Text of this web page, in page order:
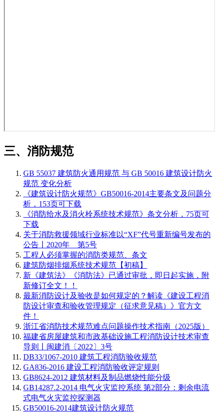
三、消防规范
GB 55037 建筑防火通用规范 与 GB 50016 建筑设计防火
规范 变化分析
《建筑设计防火规范》GB50016-2014主要条文及问题分
析，153页可下载
《消防给水及消火栓系统技术规范》条文分析，75页可
下载
关于消防救援领域行业标准以“XF”代号重新编号发布的
公告丨2020年 第5号
工程人必须掌握的消防类规范、条文
建筑防烟排烟系统技术规范【初稿】
新《建筑法》《消防法》已通过审批，即日起实施，附
新修订全文！！
最新消防设计及验收是如何规定的？解读《建设工程消
防设计审查和验收管理规定（征求意见稿）》官方文
件！
浙江省消防技术规范难点问题操作技术指南（2025版）
福建省房屋建筑和市政基础设施工程消防设计技术审查
导则丨闽建消〔2022〕3号
DB33/1067-2010 建筑工程消防验收规范
GA836-2016 建设工程消防验收评定规则
GB8624-2012 建筑材料及制品燃烧性能分级
GB14287.2-2014 电气火灾监控系统 第2部分：剩余电流
式电气火灾监控探测器
GB50016-2014建筑设计防火规范